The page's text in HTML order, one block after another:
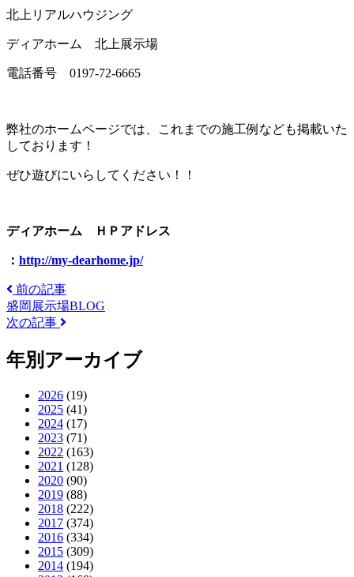
北上リアルハウジング
ディアホーム 北上展示場
電話番号 0197-72-6665
弊社のホームページでは、これまでの施工例なども掲載いた
しております！
ぜひ遊びにいらしてください！！
ディアホーム ＨＰアドレス
： http://my-dearhome.jp/
前の記事
盛岡展示場BLOG
次の記事
年別アーカイブ
2026 (19)
2025 (41)
2024 (17)
2023 (71)
2022 (163)
2021 (128)
2020 (90)
2019 (88)
2018 (222)
2017 (374)
2016 (334)
2015 (309)
2014 (194)